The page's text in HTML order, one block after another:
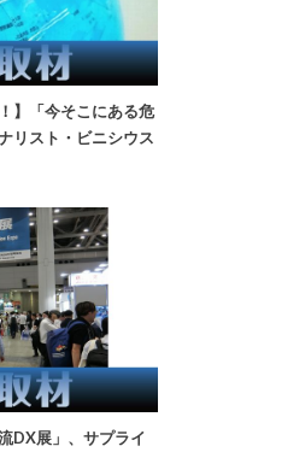
】「今そこにある危
リスト・ビニシウス
DX展」、サプライ